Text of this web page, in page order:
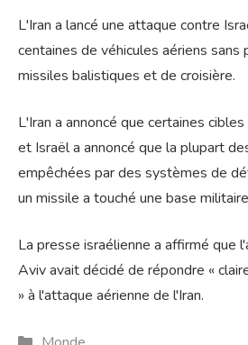
L'Iran a lancé une attaque contre
centaines de véhicules aériens sans
missiles balistiques et de croisière.
L'Iran a annoncé que certaines
et Israël a annoncé que la plupart
empêchées par des systèmes de
un missile a touché une base
La presse israélienne a affirmé que
Aviv avait décidé de répondre «
» à l'attaque aérienne de l'Iran.
Catégories